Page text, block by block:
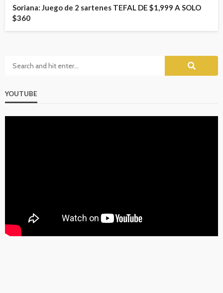
Soriana: Juego de 2 sartenes TEFAL DE $1,999 A SOLO
$360
YOUTUBE